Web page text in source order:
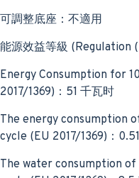
可調整底座：不適用
能源效益等級 (Regulation
Energy Consumption for
2017/1369)：51 千瓦时
The energy consumption
cycle (EU 2017/1369)：
The water consumption